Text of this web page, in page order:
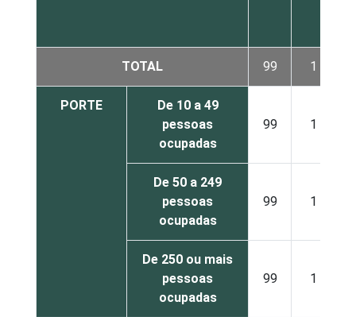
TOTAL 99 1
PORTE
De 10 a 49
pessoas
ocupadas
99 1
De 50 a 249
pessoas
ocupadas
99 1
De 250 ou mais
pessoas
ocupadas
99 1